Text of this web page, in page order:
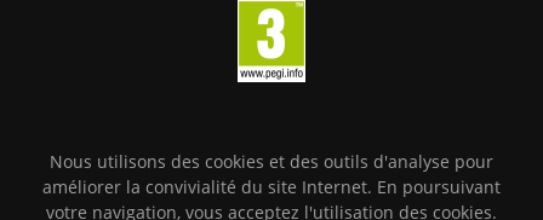
Nous utilisons des cookies et des outils d'analyse pour
améliorer la convivialité du site Internet. En poursuivant
votre navigation, vous acceptez l'utilisation des cookies.